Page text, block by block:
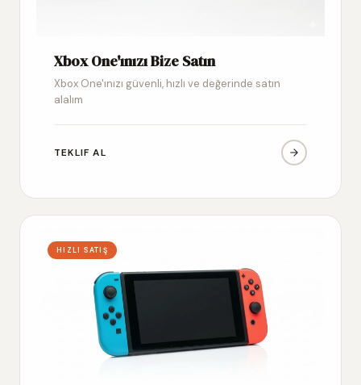
Xbox One'ınızı Bize Satın
Xbox One'ınızı güvenli, hızlı ve değerinde satın
alalım
TEKLIF AL
HIZLI SATIŞ